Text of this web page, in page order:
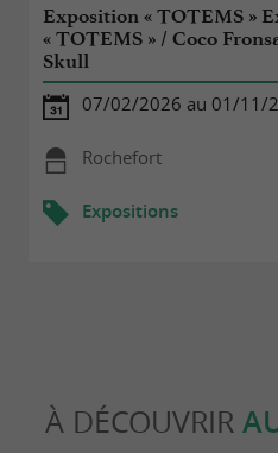
Exposition « TOTEMS »
« TOTEMS » / Coco
Skull
07/02/2026 au 01/11/
Rochefort
Expositions
À DÉCOUVRIR